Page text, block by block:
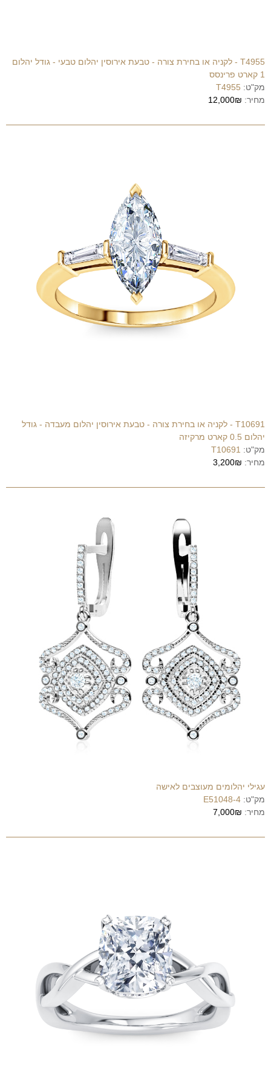
T4955 - לקניה או בחירת צורה - טבעת אירוסין יהלום טבעי - גודל יהלום
1 קארט פרינסס
מק"ט: T4955
מחיר: 12,000₪
T10691 - לקניה או בחירת צורה - טבעת אירוסין יהלום מעבדה - גודל
יהלום 0.5 קארט מרקיזה
מק"ט: T10691
מחיר: 3,200₪
עגילי יהלומים מעוצבים לאישה
מק"ט: E51048-4
מחיר: 7,000₪